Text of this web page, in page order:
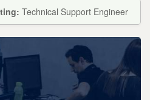
Technical Support Engineer